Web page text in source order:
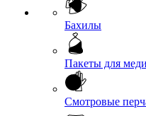
Бахилы
Пакеты для
Смотровые